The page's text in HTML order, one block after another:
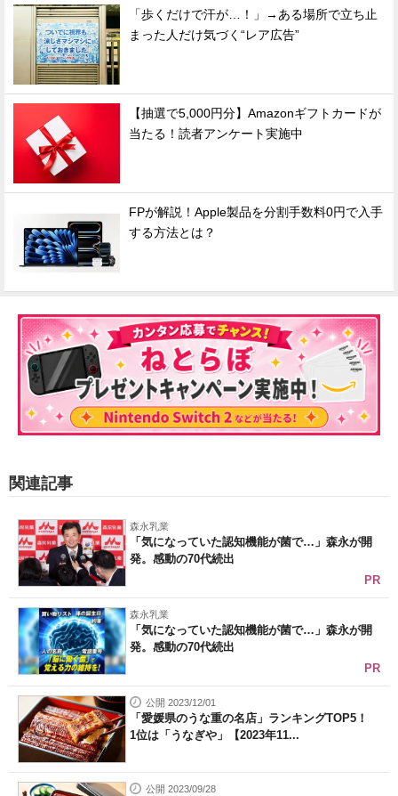
「歩くだけで汗が…！」→ある場所で立ち止
まった人だけ気づく“レア広告”
【抽選で5,000円分】Amazonギフトカードが
当たる！読者アンケート実施中
FPが解説！Apple製品を分割手数料0円で入手
する方法とは？
関連記事
森永乳業
「気になっていた認知機能が菌で…」森永が開
発。感動の70代続出
PR
森永乳業
「気になっていた認知機能が菌で…」森永が開
発。感動の70代続出
PR
公開 2023/12/01
「愛媛県のうな重の名店」ランキングTOP5！
1位は「うなぎや」【2023年11...
公開 2023/09/28